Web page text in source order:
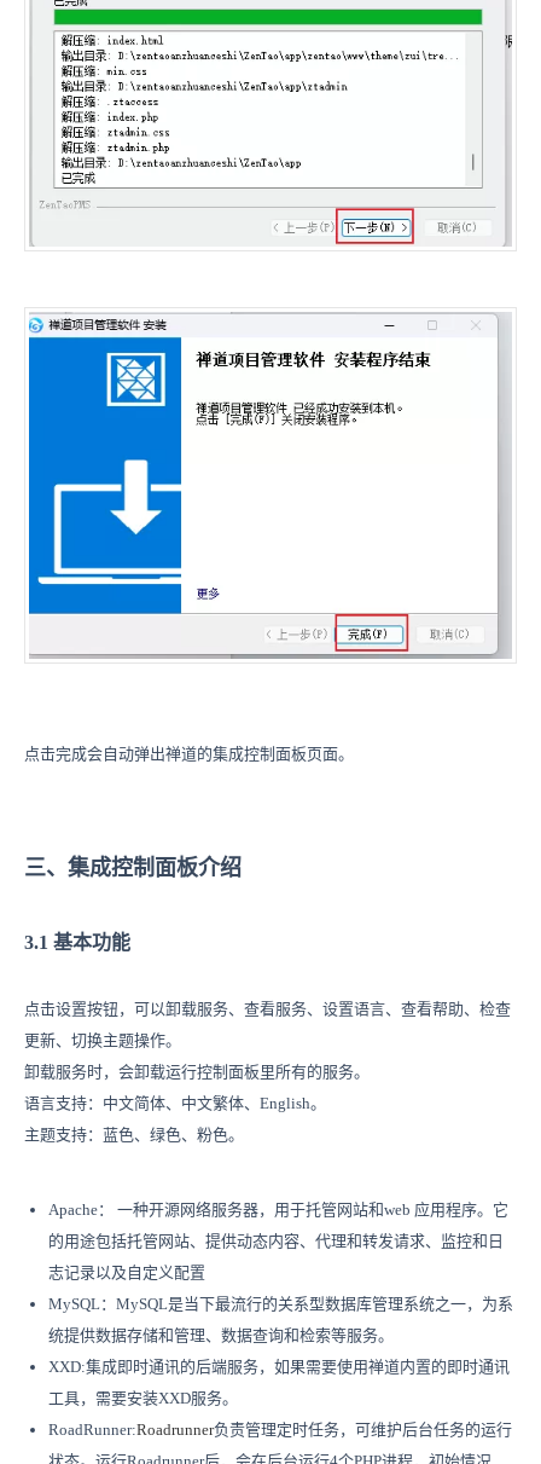
点击完成会自动弹出禅道的集成控制面板页面。
三、集成控制面板介绍
3.1 基本功能
点击设置按钮，可以卸载服务、查看服务、设置语言、查看帮助、检查
更新、切换主题操作。
卸载服务时，会卸载运行控制面板里所有的服务。
语言支持：中文简体、中文繁体、English。
主题支持：蓝色、绿色、粉色。
Apache： 一种开源网络服务器，用于托管网站和web 应用程序。它
的用途包括托管网站、提供动态内容、代理和转发请求、监控和日
志记录以及自定义配置
MySQL：MySQL是当下最流行的关系型数据库管理系统之一，为系
统提供数据存储和管理、‌数据查询和检索等服务。
XXD:集成即时通讯的后端服务，如果需要使用禅道内置的即时通讯
工具，需要安装XXD服务。
RoadRunner:Roadrunner负责管理定时任务，可维护后台任务的运行